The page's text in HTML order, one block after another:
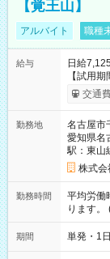
【覚王山】
アルバイト 職種
給与
日給
【試用
給与は本
交通
勤務地
名古屋市
愛知県名
駅：東山
株式会
勤務時間
平均労働
ります
00 (休憩あり) ３
時間 勤
期間 単発・1